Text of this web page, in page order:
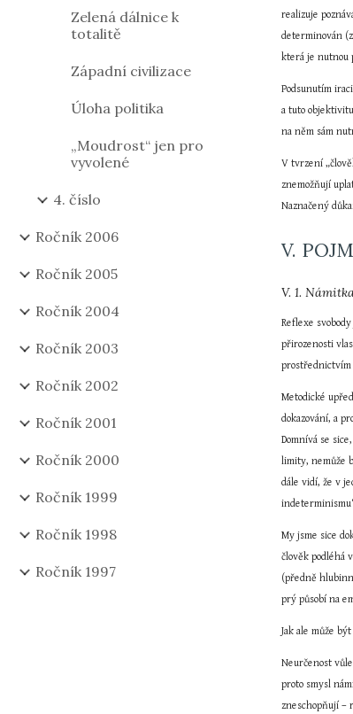
Zelená dálnice k
totalitě
Západní civilizace
Úloha politika
„Moudrost“ jen pro
vyvolené
4. číslo
Ročník 2006
Ročník 2005
Ročník 2004
Ročník 2003
Ročník 2002
Ročník 2001
Ročník 2000
Ročník 1999
Ročník 1998
Ročník 1997
realizuje
determinován
která je nutnou
Podsunutím
a tuto
na něm sám
V tvrzení
znemožňují
Naznačený
V.
V. 1.
Reflexe
přirozenosti
prostřednictvím
Metodické
dokazování, a
Domnívá se
limity, nemůže
dále vidí, že v
My jsme sice
člověk podléhá
(předně
prý působí na
Neurčenost
proto smysl
zneschopňují –